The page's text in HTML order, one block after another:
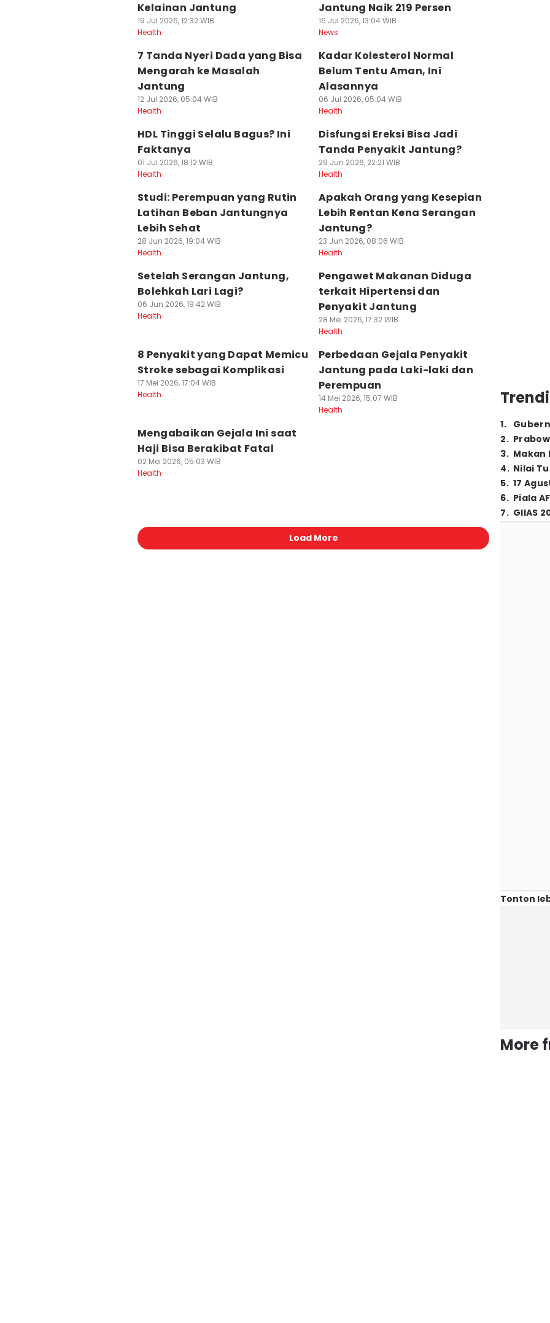
Kelainan Jantung
19 Jul 2026, 12:32 WIB
Health
Jantung Naik 219 Persen
16 Jul 2026, 13:04 WIB
News
7 Tanda Nyeri Dada yang Bisa
Mengarah ke Masalah
Jantung
12 Jul 2026, 05:04 WIB
Health
Kadar Kolesterol Normal
Belum Tentu Aman, Ini
Alasannya
06 Jul 2026, 05:04 WIB
Health
HDL Tinggi Selalu Bagus? Ini
Faktanya
01 Jul 2026, 18:12 WIB
Health
Disfungsi Ereksi Bisa Jadi
Tanda Penyakit Jantung?
29 Jun 2026, 22:21 WIB
Health
Studi: Perempuan yang Rutin
Latihan Beban Jantungnya
Lebih Sehat
28 Jun 2026, 19:04 WIB
Health
Apakah Orang yang Kesepian
Lebih Rentan Kena Serangan
Jantung?
23 Jun 2026, 08:06 WIB
Health
Setelah Serangan Jantung,
Bolehkah Lari Lagi?
06 Jun 2026, 19:42 WIB
Health
Pengawet Makanan Diduga
terkait Hipertensi dan
Penyakit Jantung
28 Mei 2026, 17:32 WIB
Health
8 Penyakit yang Dapat Memicu
Stroke sebagai Komplikasi
17 Mei 2026, 17:04 WIB
Health
Perbedaan Gejala Penyakit
Jantung pada Laki-laki dan
Perempuan
14 Mei 2026, 15:07 WIB
Health
Mengabaikan Gejala Ini saat
Haji Bisa Berakibat Fatal
02 Mei 2026, 05:03 WIB
Health
Load More
1.
2.
3. Makan
4. Nilai
5. 17
6. Piala
7. GIIAS
Tonton
More